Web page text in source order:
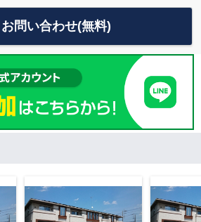
お問い合わせ(無料)